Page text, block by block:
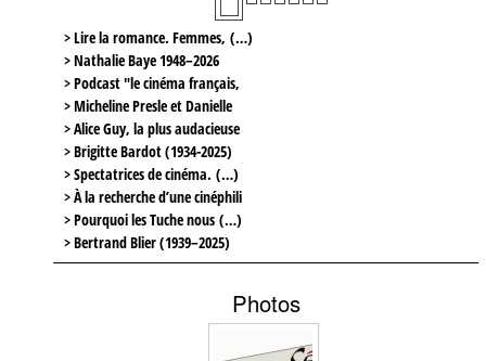
> Lire la romance. Femmes, (…)
> Nathalie Baye 1948–2026
> Podcast "le cinéma français,
> Micheline Presle et Danielle
> Alice Guy, la plus audacieuse
> Brigitte Bardot (1934-2025)
> Spectatrices de cinéma. (…)
> À la recherche d’une cinéphili
> Pourquoi les Tuche nous (…)
> Bertrand Blier (1939–2025)
Photos